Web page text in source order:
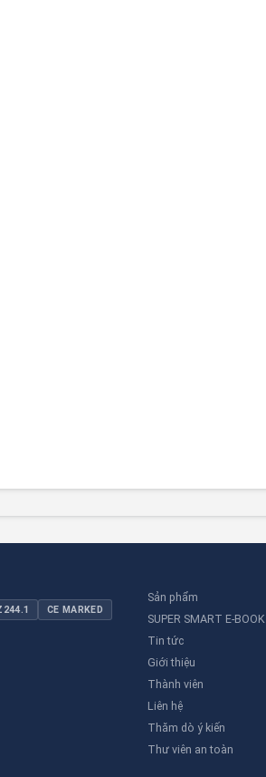
CE MARKED
Sản phẩm
SUPER SMART E-BOOK
Tin tức
Giới thiệu
Thành viên
Liên hệ
Thăm dò ý kiến
Thư viên an toàn